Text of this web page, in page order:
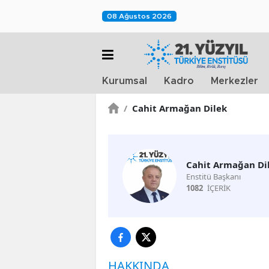
08 Ağustos 2026
Kurumsal Kadro Merkezler
/ Cahit Armağan Dilek
Cahit Armağan
Enstitü Başkanı
1082 İÇERİK
HAKKINDA